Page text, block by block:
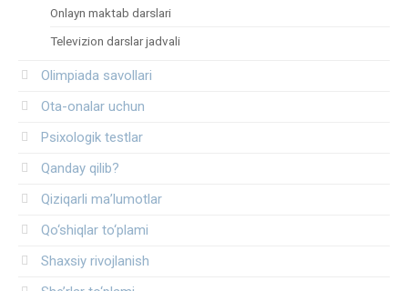
Onlayn maktab darslari
Televizion darslar jadvali
Olimpiada savollari
Ota-onalar uchun
Psixologik testlar
Qanday qilib?
Qiziqarli ma’lumotlar
Qo‘shiqlar to‘plami
Shaxsiy rivojlanish